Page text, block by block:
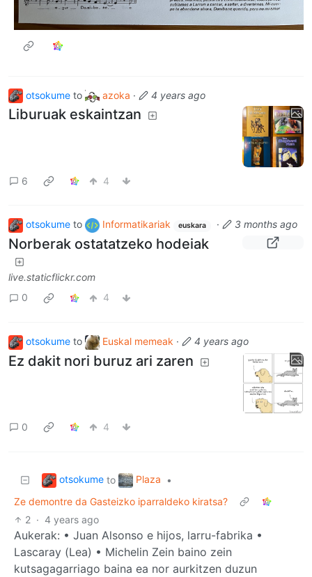
otsokume to azoka · 4 years ago
Liburuak eskaintzan
6 4
otsokume to Informatikariak euskara · 3 months ago
Norberak ostatatzeko hodeiak
live.staticflickr.com
0
4
otsokume to Euskal memeak · 4 years ago
Ez dakit nori buruz ari zaren
0 4
otsokume to Plaza
•
Ze demontre da Gasteizko iparraldeko kiratsa?
2 · 4 years ago
Aukerak: • Juan Alsonso e hijos, larru-fabrika •
Lascaray (Lea) • Michelin Zein baino zein
kutsagagarriago baina ea nor aurkitzen duzun